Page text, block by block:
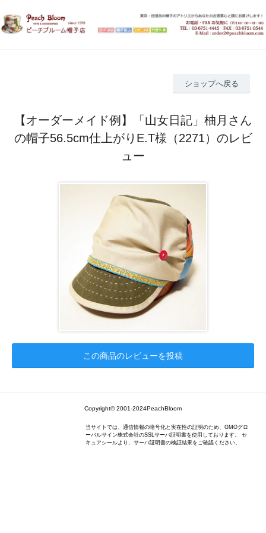
ショップへ戻る
【オーダーメイド例】「山女日記」柚月さん
の帽子56.5cm仕上がりE.T様（2271）のレビ
ュー
この商品のレビューを投稿
Copyright© 2001-2024PeachBloom
当サイトでは、通信情報の暗号化と実在性の証明のため、GMOグロ
ーバルサイン株式会社のSSLサーバ証明書を使用しております。 セ
キュアシールより、サーバ証明書の検証結果をご確認ください。